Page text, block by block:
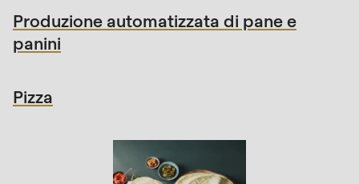
Produzione automatizzata di pane e
panini
Pizza